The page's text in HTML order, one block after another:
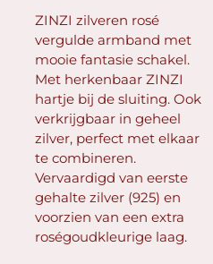
ZINZI zilveren rosé
vergulde armband met
mooie fantasie schakel.
Met herkenbaar ZINZI
hartje bij de sluiting. Ook
verkrijgbaar in geheel
zilver, perfect met elkaar
te combineren.
Vervaardigd van eerste
gehalte zilver (925) en
voorzien van een extra
roségoudkleurige laag.